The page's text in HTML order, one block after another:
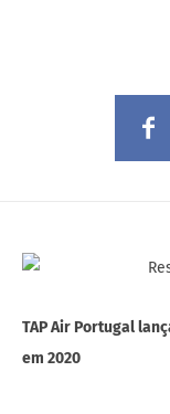
TAP Air Portugal
em 2020